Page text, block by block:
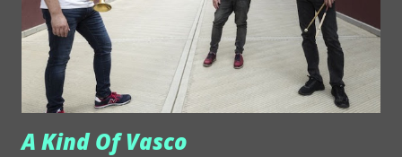
massima attenzione possibile per la sostenibilità. Con
WWF e Intesa Sanpaolo, dopo la collaborazione del 2019,
nasce infatti una nuova ambiziosa iniziativa "Ri-Party-Amo:
puliamo e recuperiamo 20 milioni...
A Kind Of Vasco